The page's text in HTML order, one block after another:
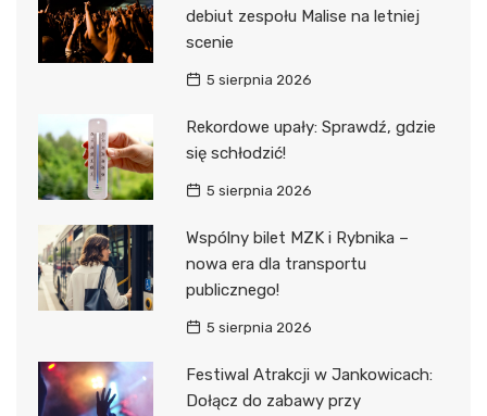
debiut zespołu Malise na letniej
scenie
5 sierpnia 2026
Rekordowe upały: Sprawdź, gdzie
się schłodzić!
5 sierpnia 2026
Wspólny bilet MZK i Rybnika –
nowa era dla transportu
publicznego!
5 sierpnia 2026
Festiwal Atrakcji w Jankowicach:
Dołącz do zabawy przy